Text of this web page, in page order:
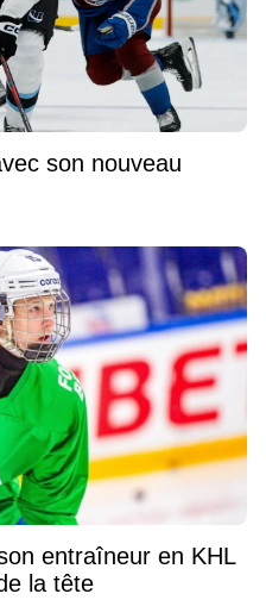
son nouveau
entraîneur en KHL
la tête